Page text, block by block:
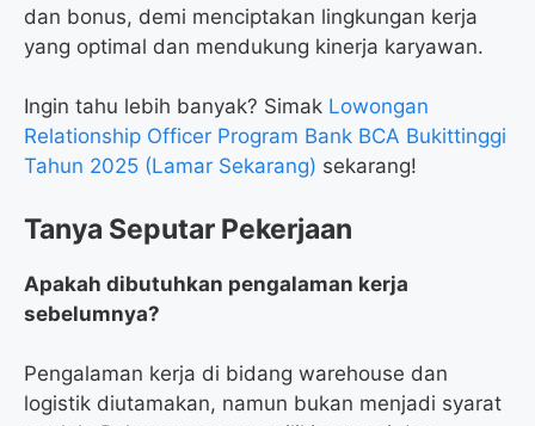
dan bonus, demi menciptakan lingkungan kerja
yang optimal dan mendukung kinerja karyawan.
Ingin tahu lebih banyak? Simak Lowongan
Relationship Officer Program Bank BCA Bukittinggi
Tahun 2025 (Lamar Sekarang) sekarang!
Tanya Seputar Pekerjaan
Apakah dibutuhkan pengalaman kerja
sebelumnya?
Pengalaman kerja di bidang warehouse dan
logistik diutamakan, namun bukan menjadi syarat